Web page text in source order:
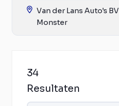
Van der Lans Auto's BV
Monster
34
Resultaten